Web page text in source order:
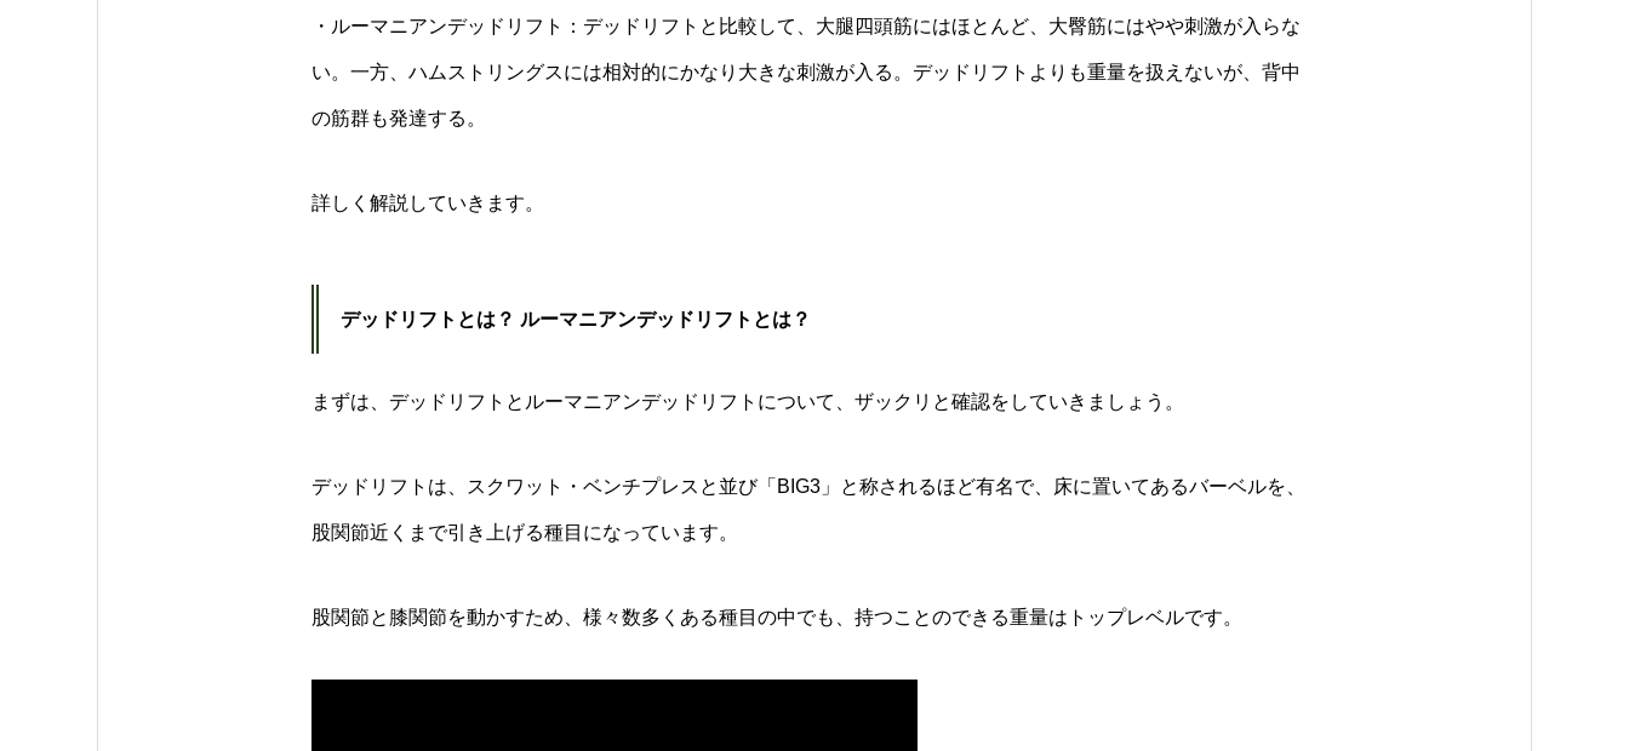
・ルーマニアンデッドリフト：デッドリフトと比較して、大腿四頭筋にはほとんど、大臀筋にはやや刺激が入らな
い。一方、ハムストリングスには相対的にかなり大きな刺激が入る。デッドリフトよりも重量を扱えないが、背中
の筋群も発達する。
詳しく解説していきます。
デッドリフトとは？ ルーマニアンデッドリフトとは？
まずは、デッドリフトとルーマニアンデッドリフトについて、ザックリと確認をしていきましょう。
デッドリフトは、スクワット・ベンチプレスと並び「BIG3」と称されるほど有名で、床に置いてあるバーベルを、
股関節近くまで引き上げる種目になっています。
股関節と膝関節を動かすため、様々数多くある種目の中でも、持つことのできる重量はトップレベルです。